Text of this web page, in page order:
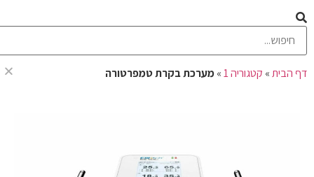
מערכת בקרת טמפרטורה
דף הבית» קטגוריה 1 »מערכת בקרת טמפרטורה